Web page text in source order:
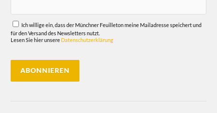
Ich willige ein, dass der Münchner Feuilleton meine Mailadresse speichert und
für den Versand des Newsletters nutzt.
Lesen Sie hier unsere Datenschutzerklärung